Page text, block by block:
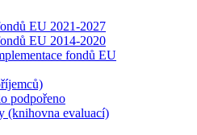
EU 2021-2027
EU 2014-2020
fondů EU
podpořeno
(knihovna evaluací)